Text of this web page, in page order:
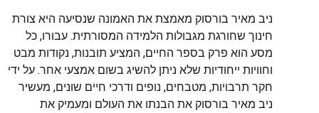
ניב מאיר בורסוק מאמצת את האמונה שנסיעה היא צורת
חינוך שחורגת מגבולות הלמידה המסורתית. עבורו, כל
מסע הוא פרק בספר החיים, המציע תובנות, נקודות מבט
וחוויות ייחודיות שלא ניתן להשיג בשום אמצעי אחר. על ידי
חקר תרבויות, מטבחים, נופים ודרכי חיים שונים, מעשיר
ניב מאיר בורסוק את הבנתו את העולם ומעמיק את